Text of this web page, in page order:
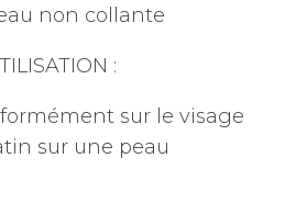
non collante
:
sur le visage
sur une peau